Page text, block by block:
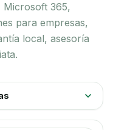
Microsoft 365,
para empresas,
local, asesoría